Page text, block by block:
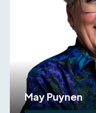
May Puynen